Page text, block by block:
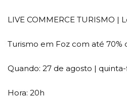
LIVE COMMERCE TURISMO |
Turismo em Foz com até 70%
Quando: 27 de agosto | quinta-
Hora: 20h